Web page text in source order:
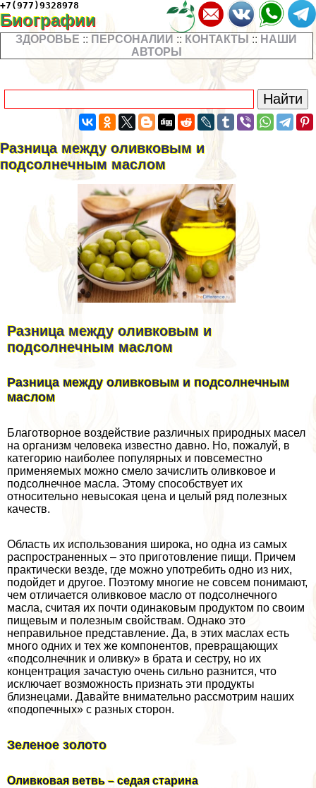
+7(977)9328978
Биографии
ЗДОРОВЬЕ :: ПЕРСОНАЛИИ :: КОНТАКТЫ :: НАШИ
АВТОРЫ
Разница между оливковым и
подсолнечным маслом
Разница между оливковым и
подсолнечным маслом
Разница между оливковым и подсолнечным
маслом
Благотворное воздействие различных природных масел
на организм человека известно давно. Но, пожалуй, в
категорию наиболее популярных и повсеместно
применяемых можно смело зачислить оливковое и
подсолнечное масла. Этому способствует их
относительно невысокая цена и целый ряд полезных
качеств.
Область их использования широка, но одна из самых
распространенных – это приготовление пищи. Причем
пpaктически везде, где можно употребить одно из них,
подойдет и другое. Поэтому многие не совсем понимают,
чем отличается оливковое масло от подсолнечного
масла, считая их почти одинаковым продуктом по своим
пищевым и полезным свойствам. Однако это
неправильное представление. Да, в этих маслах есть
много одних и тех же компонентов, превращающих
«подсолнечник и оливку» в брата и сестру, но их
концентрация зачастую очень сильно разнится, что
исключает возможность признать эти продукты
близнецами. Давайте внимательно рассмотрим наших
«подопечных» с разных сторон.
Зеленое золото
Оливковая ветвь – седая старина